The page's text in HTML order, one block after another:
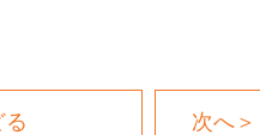
次へ＞